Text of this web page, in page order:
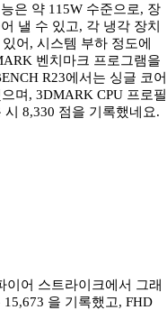
은 약 115W 수준으로, 장
낼 수 있고, 각 냉각 장치
어, 시스템 부하 정도에
벤치마크 프로그램을
R23에서는 싱글 코어
며, 3DMARK CPU 프로필
8,330 점을 기록했네요.
이어 스트라이크에서 그래
을 기록했고, FHD